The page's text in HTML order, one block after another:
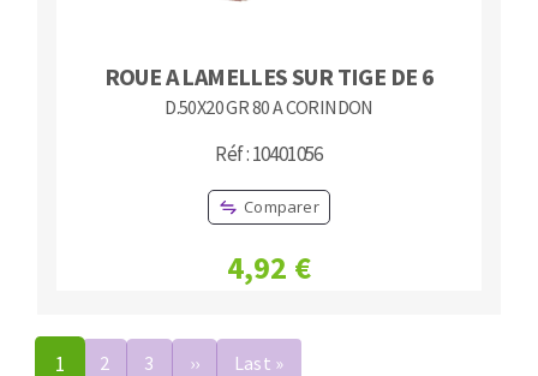
ROUE A LAMELLES SUR TIGE DE 6
D.50X20 GR 80 A CORINDON
Réf : 10401056
Comparer
4,92 €
Pagination
1 2 3 ›› PageLast »